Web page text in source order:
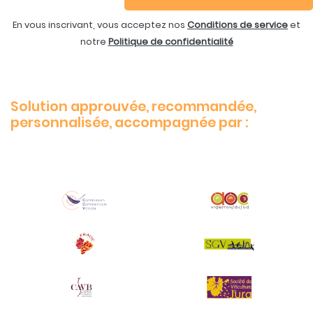
En vous inscrivant, vous acceptez nos Conditions de serviceet
notre Politique de confidentialité
Solution approuvée, recommandée,
personnalisée, accompagnée par :